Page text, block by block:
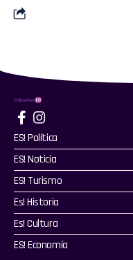
ES! Política
ES! Noticia
ES! Turismo
Es! Historia
Es! Cultura
ES! Economía